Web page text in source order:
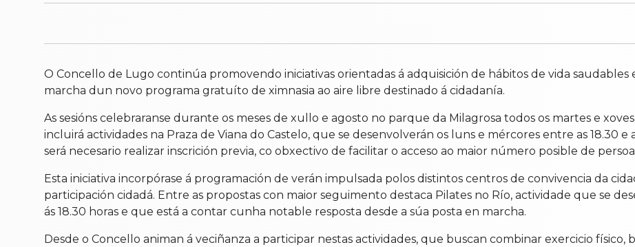
O Concello de Lugo continúa promovendo iniciativas orientadas á adquisición de hábitos de vida
marcha dun novo programa gratuíto de ximnasia ao aire libre destinado á cidadanía.
As sesións celebraranse durante os meses de xullo e agosto no parque da Milagrosa todos os martes e
incluirá actividades na Praza de Viana do Castelo, que se desenvolverán os luns e mércores entre as 18.30 e
será necesario realizar inscrición previa, co obxectivo de facilitar o acceso ao maior número posible de
Esta iniciativa incorpórase á programación de verán impulsada polos distintos centros de convivencia da
participación cidadá. Entre as propostas con maior seguimento destaca Pilates no Río, actividade que se
ás 18.30 horas e que está a contar cunha notable resposta desde a súa posta en marcha.
Desde o Concello animan á veciñanza a participar nestas actividades, que buscan combinar exercicio físico,